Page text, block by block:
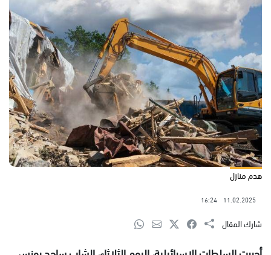
هدم منازل
11.02.2025
16:24
شارك المقال